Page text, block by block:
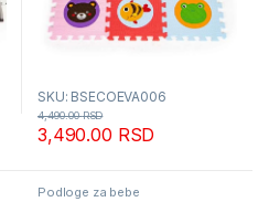
SKU: BSECOEVA006
3,490.00 RSD
4,490.00RSD
Podloge za bebe